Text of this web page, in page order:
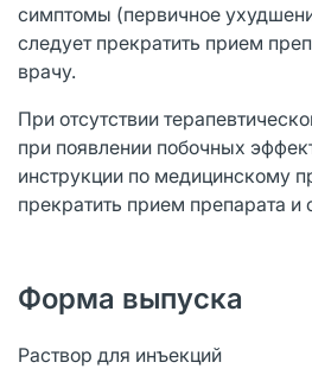
симптомы (первичное
следует прекратить прием
врачу.
При отсутствии
при появлении побочных
инструкции по медицинскому
прекратить прием препарата и
Форма выпуска
Раствор для инъекций